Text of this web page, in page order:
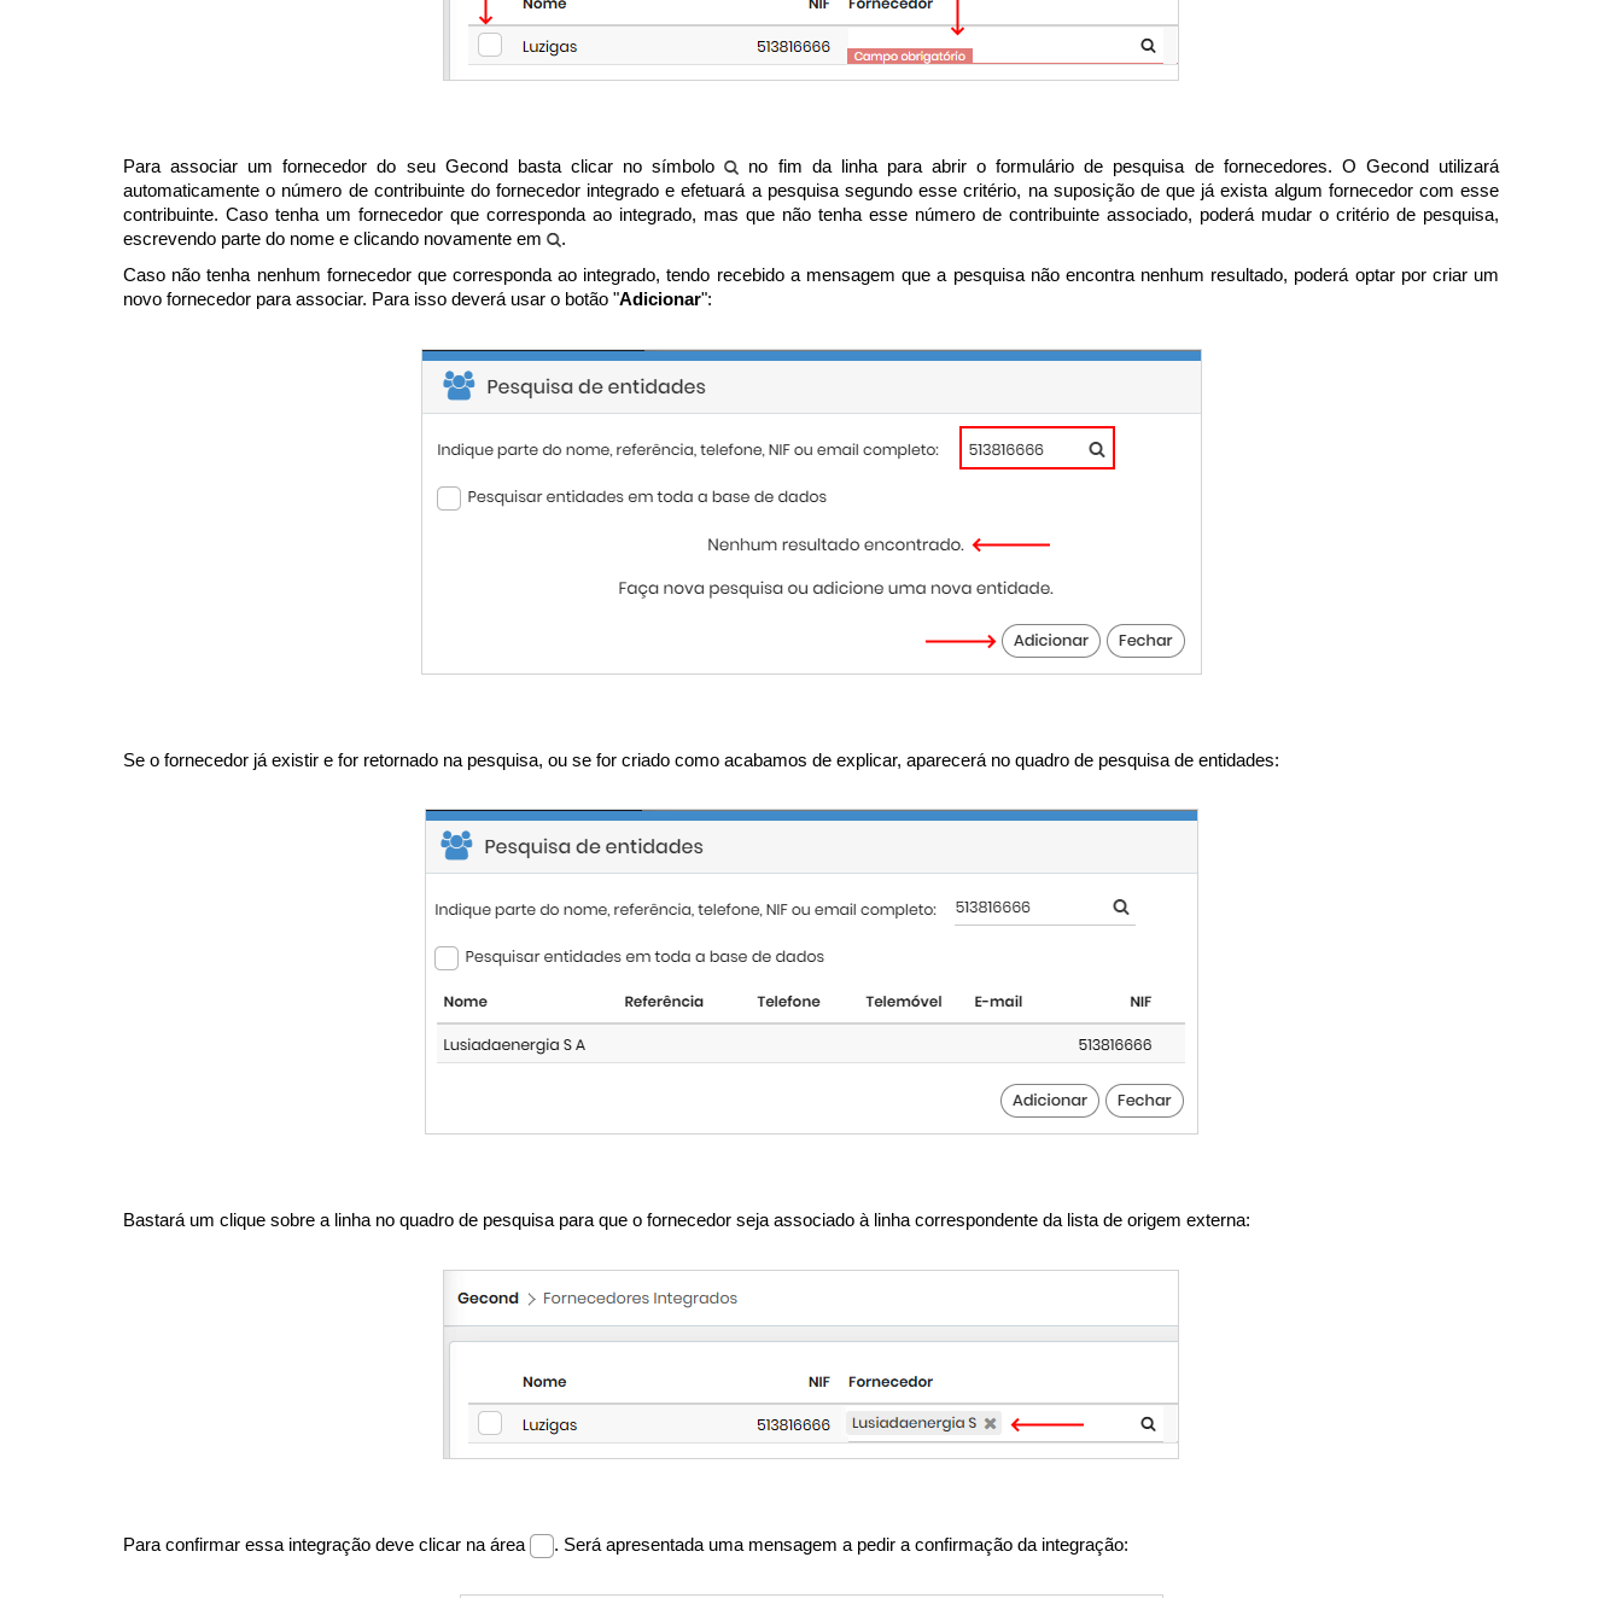
Para associar um fornecedor do seu Gecond basta clicar no símbolo
no fim da linha para abrir o formulário de pesquisa de fornecedores. O Gecond utilizará
automaticamente o número de contribuinte do fornecedor integrado e efetuará a pesquisa segundo esse critério, na suposição de que já exista algum fornecedor com esse
contribuinte. Caso tenha um fornecedor que corresponda ao integrado, mas que não tenha esse número de contribuinte associado, poderá mudar o critério de pesquisa,
escrevendo parte do nome e clicando novamente em
.
Caso não tenha nenhum fornecedor que corresponda ao integrado, tendo recebido a mensagem que a pesquisa não encontra nenhum resultado, poderá optar por criar um
novo fornecedor para associar. Para isso deverá usar o botão "Adicionar":
Se o fornecedor já existir e for retornado na pesquisa, ou se for criado como acabamos de explicar, aparecerá no quadro de pesquisa de entidades:
Bastará um clique sobre a linha no quadro de pesquisa para que o fornecedor seja associado à linha correspondente da lista de origem externa:
Para confirmar essa integração deve clicar na área . Será apresentada uma mensagem a pedir a confirmação da integração: